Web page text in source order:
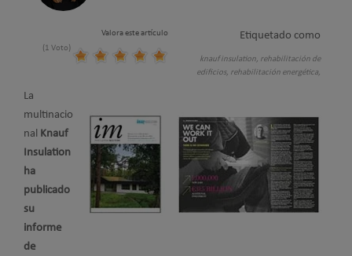
Valora este artículo
(1 Voto)
Etiquetado como
knauf insulation, rehabilitación de
edificios, rehabilitación energética,
La
multinacio
nal Knauf
Insulation
ha
publicado
su
informe
de